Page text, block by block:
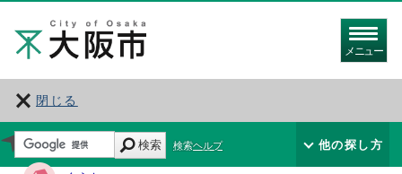
メニュー
閉じる
サイト・ナビ 検索 検索ヘルプ 他の探し方